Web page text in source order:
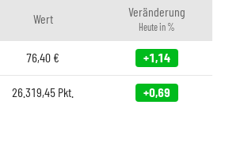
Wert Veränderung
Heute in %
76,40 € +1,14
26.319,45 Pkt. +0,69